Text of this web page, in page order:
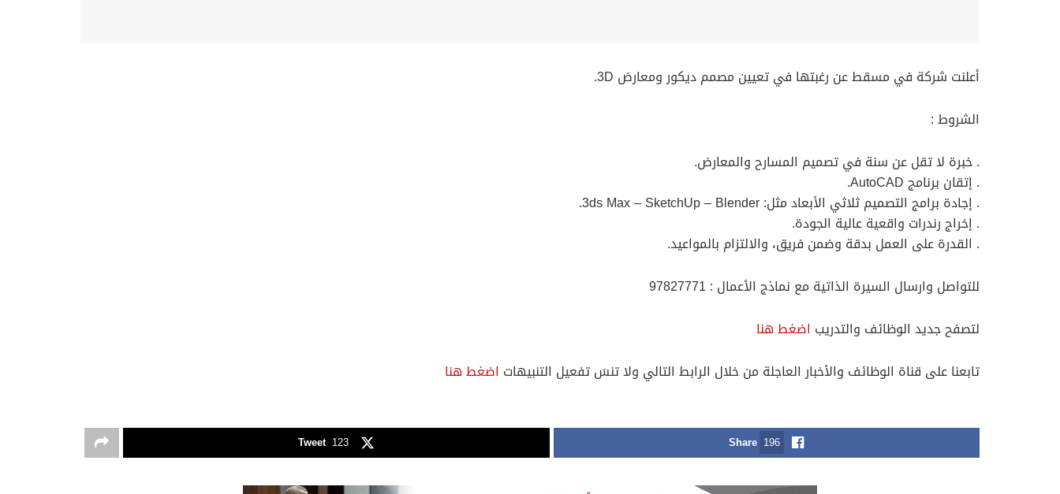
أعلنت شركة في مسقط عن رغبتها في تعيين مصمم ديكور ومعارض 3D.
الشروط :
. خبرة لا تقل عن سنة في تصميم المسارح والمعارض.
. إتقان برنامج AutoCAD.
. إجادة برامج التصميم ثلاثي الأبعاد مثل: 3ds Max – SketchUp – Blender.
. إخراج رندرات واقعية عالية الجودة.
. القدرة على العمل بدقة وضمن فريق، والالتزام بالمواعيد.
للتواصل وارسال السيرة الذاتية مع نماذج الأعمال : 97827771
لتصفح جديد الوظائف والتدريب اضغط هنا
تابعنا على قناة الوظائف والأخبار العاجلة من خلال الرابط التالي ولا تنسَ تفعيل التنبيهات اضغط هنا
Share 196
Tweet 123